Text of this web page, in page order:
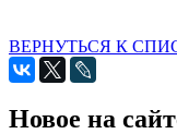
ВЕРНУТЬСЯ К
Новое на